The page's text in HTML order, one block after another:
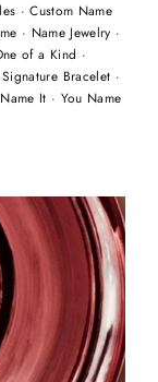
·Custom Name
· Name Jewelry ·
of a Kind ·
Signature Bracelet ·
It · You Name